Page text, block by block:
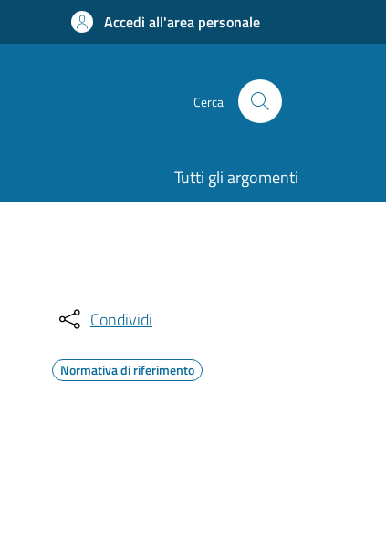
Accedi all'area personale
Cerca
Tutti gli argomenti
Condividi
Normativa di riferimento